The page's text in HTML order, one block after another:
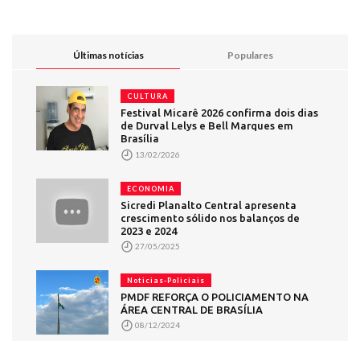
Últimas notícias Populares
CULTURA
Festival Micarê 2026 confirma dois dias
de Durval Lelys e Bell Marques em
Brasília
13/02/2026
ECONOMIA
Sicredi Planalto Central apresenta
crescimento sólido nos balanços de
2023 e 2024
27/05/2025
Noticias-Policiais
PMDF REFORÇA O POLICIAMENTO NA
ÁREA CENTRAL DE BRASÍLIA
08/12/2024